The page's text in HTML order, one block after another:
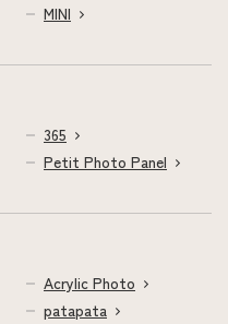
MINI
365
Petit Photo Panel
Acrylic Photo
patapata